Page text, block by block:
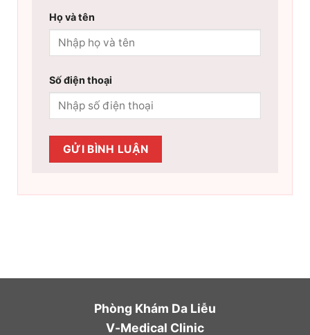
Họ và tên
Số điện thoại
Phòng Khám Da Liễu
V-Medical Clinic